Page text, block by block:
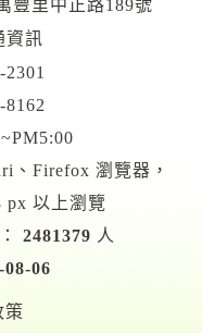
豐里中正路189號
資訊
8162
、Firefox 瀏覽器，
px 以上瀏覽
2481379 人
08-06
策